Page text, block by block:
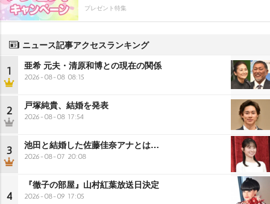
プレゼント特集
ニュース記事アクセスランキング
1 亜希 元夫・清原和博との現在の関係
2026-08-08 08:15
2 戸塚純貴、結婚を発表
2026-08-08 17:54
3 池田と結婚した佐藤佳奈アナとは…
2026-08-07 20:08
4
『徹子の部屋』山村紅葉放送日決定
2026-08-09 17:05